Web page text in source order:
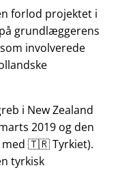
forlod projektet i
grundlæggerens
involverede
i New Zealand
2019 og den
med 🇹🇷 Tyrkiet).
tyrkisk